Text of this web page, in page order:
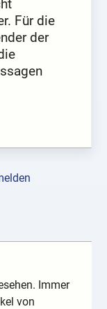
Für die
der
Immer
von